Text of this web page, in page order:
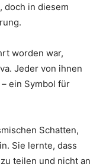
doch in diesem
worden war,
Jeder von ihnen
ein Symbol für
Schatten,
Sie lernte, dass
teilen und nicht an